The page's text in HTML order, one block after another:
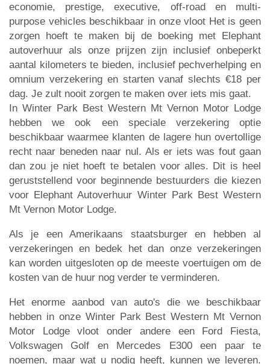
economie, prestige, executive, off-road en multi-
purpose vehicles beschikbaar in onze vloot Het is geen
zorgen hoeft te maken bij de boeking met Elephant
autoverhuur als onze prijzen zijn inclusief onbeperkt
aantal kilometers te bieden, inclusief pechverhelping en
omnium verzekering en starten vanaf slechts €18 per
dag. Je zult nooit zorgen te maken over iets mis gaat.
In Winter Park Best Western Mt Vernon Motor Lodge
hebben we ook een speciale verzekering optie
beschikbaar waarmee klanten de lagere hun overtollige
recht naar beneden naar nul. Als er iets was fout gaan
dan zou je niet hoeft te betalen voor alles. Dit is heel
geruststellend voor beginnende bestuurders die kiezen
voor Elephant Autoverhuur Winter Park Best Western
Mt Vernon Motor Lodge.
Als je een Amerikaans staatsburger en hebben al
verzekeringen en bedek het dan onze verzekeringen
kan worden uitgesloten op de meeste voertuigen om de
kosten van de huur nog verder te verminderen.
Het enorme aanbod van auto's die we beschikbaar
hebben in onze Winter Park Best Western Mt Vernon
Motor Lodge vloot onder andere een Ford Fiesta,
Volkswagen Golf en Mercedes E300 een paar te
noemen, maar wat u nodig heeft, kunnen we leveren.